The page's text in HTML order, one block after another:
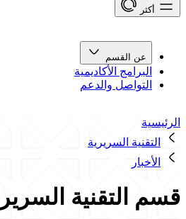
أكثر
عن القسم
البرامج الأكاديمية
التواصل والدعم
الرئيسية
التقنية السريرية
الأخبار
قسم التقنية